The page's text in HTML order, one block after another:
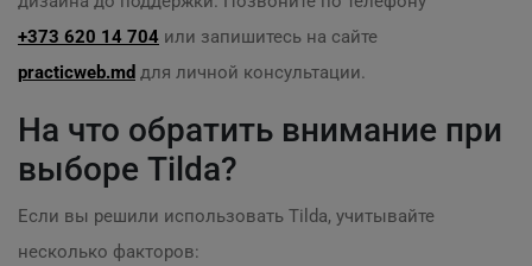
+373 620 14 704 или запишитесь на сайте
practicweb.md для личной консультации.
На что обратить внимание при
выборе Tilda?
Если вы решили использовать Tilda, учитывайте
несколько факторов: